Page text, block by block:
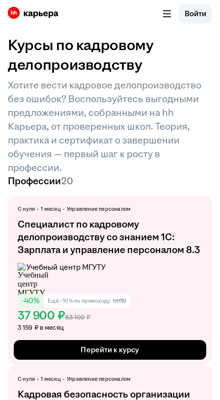
Войти
Курсы по кадровому
делопроизводству
Хотите вести кадровое делопроизводство
без ошибок? Воспользуйтесь выгодными
предложениями, собранными на hh
Карьера, от проверенных школ. Теория,
практика и сертификат о завершении
обучения — первый шаг к росту в
профессии.
Профессии20
С нуля 1 месяц Управление персоналом
Специалист по кадровому
делопроизводству со знанием 1С:
Зарплата и управление персоналом 8.3
Учебный центр МГУТУ
-40% Ещё −10% по промокоду HH10
37 900 ₽63 100 ₽
3 159 ₽ в месяц
Перейти к курсу
С нуля 1 месяц Управление персоналом
Кадровая безопасность организации